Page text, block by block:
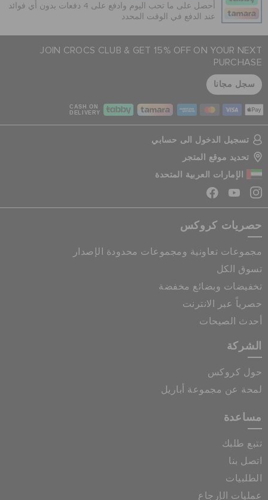
أحصل على ما تحب اليوم وادفع على 4 دفعات بدون أي فوائد
عند الدفع في الوقت المحدد
JOIN CROCS CLUB & GET 15% OFF ON YOUR NEXT
PURCHASE
سجل مجانا
CASH ON
DELIVERY
تسجيل الدخول الى حسابي
تحديد موقع المتجر
الإمارات العربية المتحدة
حصريات كروكس
مجموعات تعاونية ومجموعات محدودة الإصدار
تسوق الكل
تخفيضات وبضائع مخفضة
حصرياً عبر الانترنت
أحدث الصيحات
الشركة
حول كروكس
لمحة عن مجموعة أباريل
مساعدة
تتبع طلبك
اتصل بنا
الطلبيات
عمليات الإرجاع